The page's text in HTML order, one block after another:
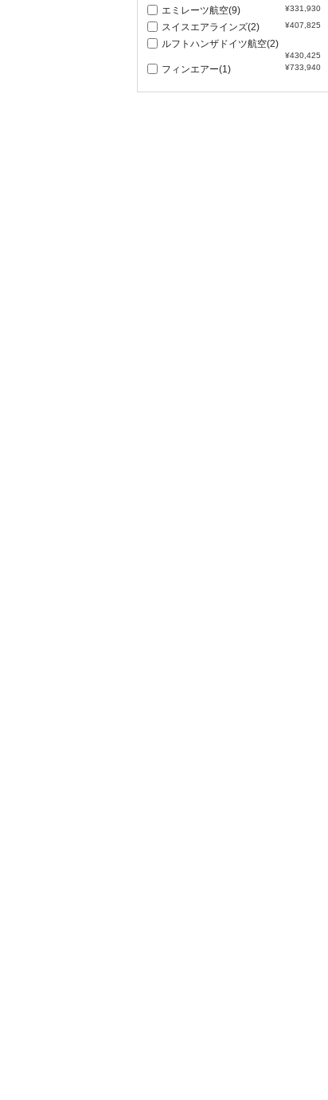
エミレーツ航空(9) ¥331,930
スイスエアラインズ(2) ¥407,825
ルフトハンザドイツ航空(2)
¥430,425
フィンエアー(1) ¥733,940